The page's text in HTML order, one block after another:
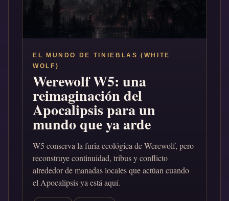
EL MUNDO DE TINIEBLAS (WHITE
WOLF)
Werewolf W5: una
reimaginación del
Apocalipsis para un
mundo que ya arde
W5 conserva la furia ecológica de Werewolf, pero
reconstruye continuidad, tribus y conflicto
alrededor de manadas locales que actúan cuando
el Apocalipsis ya está aquí.